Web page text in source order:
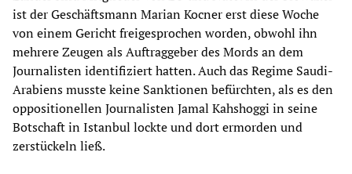
ist der Geschäftsmann Marian Kocner erst diese Woche
von einem Gericht freigesprochen worden, obwohl ihn
mehrere Zeugen als Auftraggeber des Mords an dem
Journalisten identifiziert hatten. Auch das Regime Saudi-
Arabiens musste keine Sanktionen befürchten, als es den
oppositionellen Journalisten Jamal Kahshoggi in seine
Botschaft in Istanbul lockte und dort ermorden und
zerstückeln ließ.